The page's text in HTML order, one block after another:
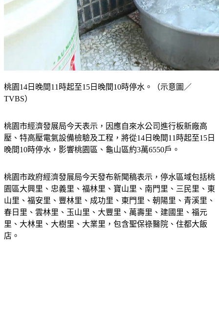
TVBS）
壓、特高壓電氣設備檢驗及工程，將從14日晚間11時起至15日
晚間10時停水，影響桃園區、龜山區約3萬6550戶。
園區大興里、忠義里、福林里、寶山里、南門里、三民里、東
山里、福安里、豐林里、成功里、東門里、朝陽里、青溪里、
春日里、雲林里、玉山里、大豐里、萬壽里、建國里、福元
里、大林里、大樹里、大業里，包含聖保祿醫院、住都大飯
店。